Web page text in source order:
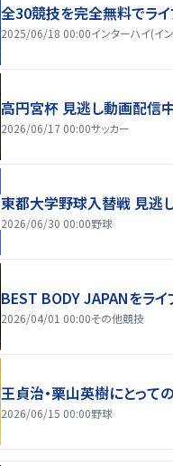
全30競技を完全無料でライ
2025/06/18 00:00インターハイ(イ
高円宮杯 見逃し動画配信中
2026/06/17 00:00サッカー
東都大学野球入替戦 見逃
2026/06/30 00:00野球
BEST BODY JAPANをライ
2026/04/01 00:00その他競技
王貞治・栗山英樹にとって
2026/06/15 00:00野球